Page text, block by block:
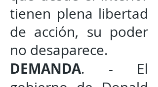
tienen plena libertad
de acción, su poder
no desaparece.
DEMANDA. - El